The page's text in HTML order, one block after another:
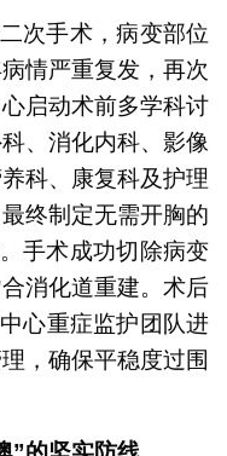
次手术，病变部位
情严重复发，再次
启动术前多学科讨
、消化内科、影像
科、康复科及护理
终制定无需开胸的
手术成功切除病变
消化道重建。术后
心重症监护团队进
，确保平稳度过围